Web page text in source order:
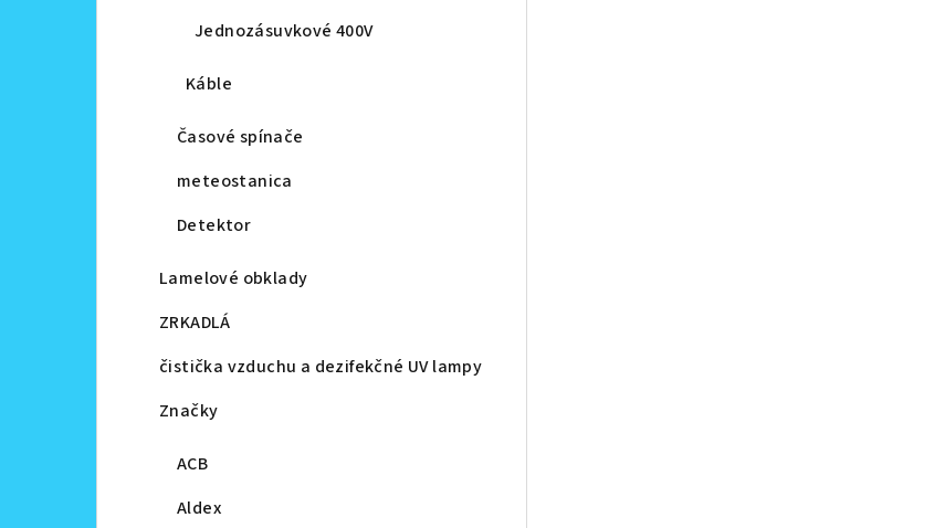
Jednozásuvkové 400V
Káble
Časové spínače
meteostanica
Detektor
Lamelové obklady
ZRKADLÁ
čistička vzduchu a dezifekčné UV lampy
Značky
ACB
Aldex